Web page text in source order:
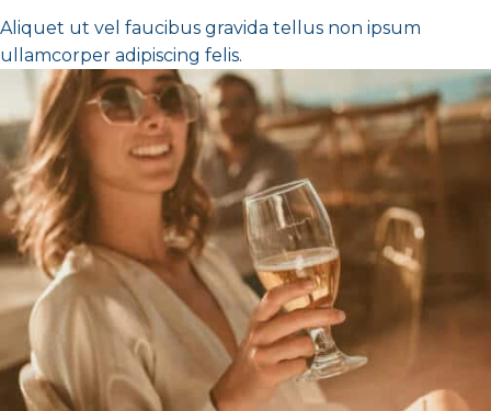
Aliquet ut vel faucibus gravida tellus non ipsum
ullamcorper adipiscing felis.